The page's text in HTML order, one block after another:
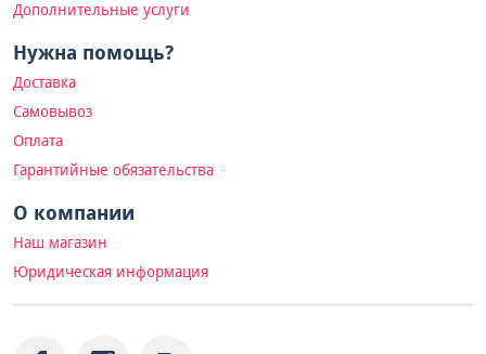
Дополнительные услуги
Нужна помощь?
Доставка
Самовывоз
Оплата
Гарантийные обязательства
О компании
Наш магазин
Юридическая информация